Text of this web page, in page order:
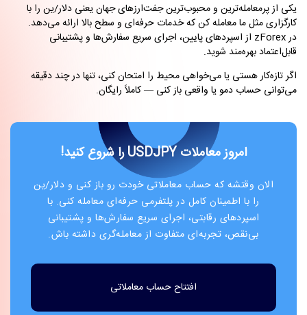
یکی از پرمعامله‌ترین و محبوب‌ترین جفت‌ارزهای جهان یعنی دلار/ین را با
کارگزاری‌ مثل ما معامله کن که خدمات حرفه‌ای و سطح بالا ارائه می‌دهد.
درzForex از اسپردهای پایین، اجرای سریع سفارش‌ها و پشتیبانی
قابل‌اعتماد بهره‌مند شوید.
اگر تازه‌کار هستی یا می‌خواهی محیط را امتحان کنی، تنها در چند دقیقه
می‌توانی حساب دمو یا واقعی باز کنی — کاملاً رایگان.
امروز معاملات USDJPY را شروع کنید!
الان وقتشه که حساب معاملاتی خودت رو باز کنی و دلار/ین
را با اطمینان کامل در پلتفرمی حرفه‌ای معامله کنی. با
اسپردهای رقابتی، اجرای سریع سفارش‌ها و پشتیبانی
بی‌نقص، تجربه‌ای متفاوت از معامله‌گری داشته باش.
افتتاح حساب معاملاتی